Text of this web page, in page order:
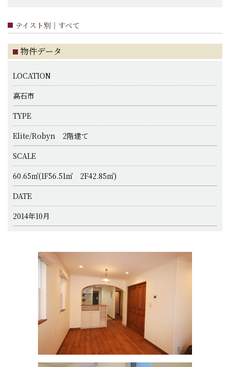
テイスト別｜すべて
物件データ
LOCATION
高石市
TYPE
Elite/Robyn 2階建て
SCALE
60.65㎡(1F56.51㎡ 2F42.85㎡)
DATE
2014年10月